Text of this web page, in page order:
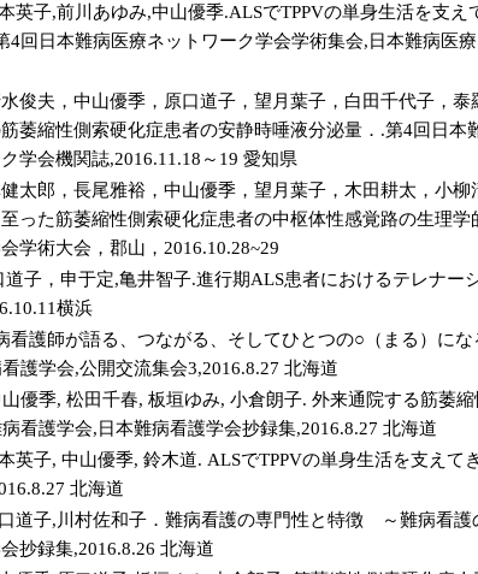
英子,前川あゆみ,中山優季.ALSでTPPVの単身生活を支
4回日本難病医療ネットワーク学会学術集会,日本難病医
俊夫，中山優季，原口道子，望月葉子，白田千代子，
萎縮性側索硬化症患者の安静時唾液分泌量．.第4回日
学会機関誌,2016.11.18～19 愛知県
太郎，長尾雅裕，中山優季，望月葉子，木田耕太，小
至った筋萎縮性側索硬化症患者の中枢体性感覚路の生理
学術大会，郡山，2016.10.28~29
道子，申于定,亀井智子.進行期ALS患者におけるテレナー
横浜
看護師が語る、つながる、そしてひとつの○（まる）に
護学会,公開交流集会3,2016.8.27 北海道
優季, 松田千春, 板垣ゆみ, 小倉朗子. 外来通院する筋萎
看護学会,日本難病看護学会抄録集,2016.8.27 北海道
英子, 中山優季, 鈴木道. ALSでTPPVの単身生活を支え
北海道
道子,川村佐和子．難病看護の専門性と特徴 ～難病看護
抄録集,2016.8.26 北海道